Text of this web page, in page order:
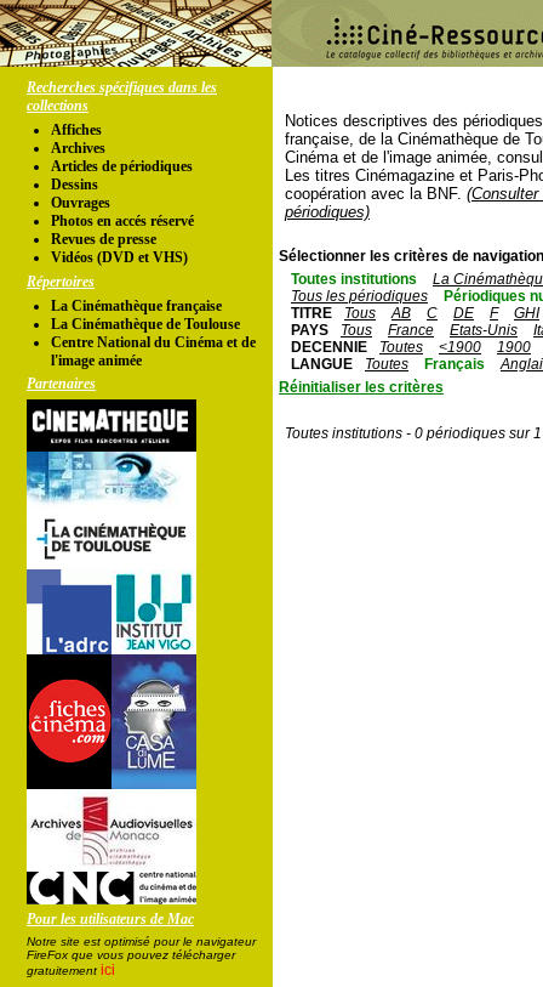
Recherches spécifiques dans les
collections
Affiches
Archives
Articles de périodiques
Dessins
Ouvrages
Photos en accés réservé
Revues de presse
Vidéos (DVD et VHS)
Répertoires
La Cinémathèque française
La Cinémathèque de Toulouse
Centre National du Cinéma et de
l'image animée
Partenaires
Pour les utilisateurs de Mac
Notre site est optimisé pour le navigateur
FireFox que vous pouvez télécharger
gratuitement ici
Notices descriptives des
française, de la Cinémathèque de
Cinéma et de l'image animée,
Les titres Cinémagazine et Paris-
coopération avec la BNF.
périodiques)
Sélectionner les critères de
Toutes institutions
La
Tous les périodiques
Périodiques
TITRE
Tous AB C DE F
GHI
PAYS
Tous France Etats-Unis
DECENNIE
Toutes <1900
1900
LANGUE
Toutes Français
Réinitialiser les critères
Toutes institutions - 0 périodiques sur